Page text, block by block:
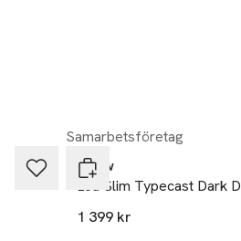
Samarbetsföretag
Neuw
Lou Slim Typecast Dark
1 399 kr